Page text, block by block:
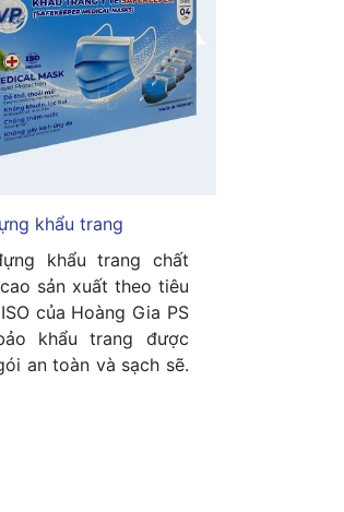
khẩu trang
khẩu trang chất
sản xuất theo tiêu
của Hoàng Gia PS
khẩu trang được
an toàn và sạch sẽ.